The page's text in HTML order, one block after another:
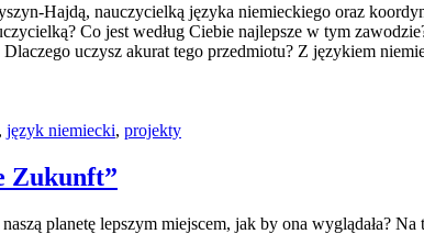
Hajdą, nauczycielką języka niemieckiego oraz
Co jest według Ciebie najlepsze w tym
uczysz akurat tego przedmiotu? Z językiem
, język niemiecki, projekty
Zukunft”
planetę lepszym miejscem, jak by ona wyglądała?